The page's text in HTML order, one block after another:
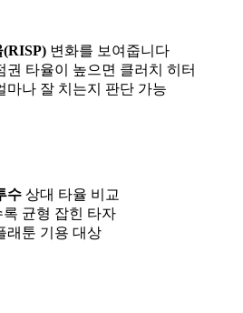
(RISP) 변화를 보여줍니다
권 타율이 높으면 클러치 히터
마나 잘 치는지 판단 가능
수 상대 타율 비교
균형 잡힌 타자
래툰 기용 대상